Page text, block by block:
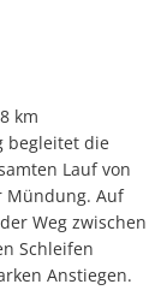
km
begleitet die
Lauf von
Mündung. Auf
Weg zwischen
Schleifen
Anstiegen.